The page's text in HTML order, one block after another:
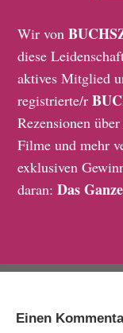
Wir von
diese
aktives Mitglied
registrierte/r
Rezensionen
Filme und mehr
exklusiven
daran:Das
Einen